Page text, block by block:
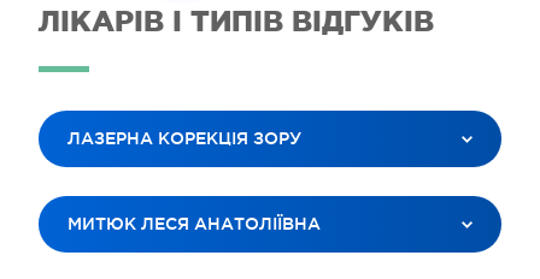
ЛІКАРІВ І ТИПІВ ВІДГУКІВ
ЛАЗЕРНА КОРЕКЦІЯ ЗОРУ
ВСІ ПОСЛУГИ
ЛАЗЕРНА КОРЕКЦІЯ ЗОРУ
МИТЮК ЛЕСЯ АНАТОЛІЇВНА